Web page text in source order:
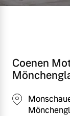
Coenen